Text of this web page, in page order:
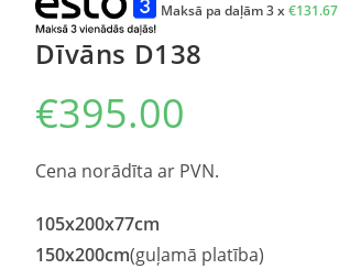
Maksā pa daļām 3 x€131.67
Dīvāns D138
€395.00
Cena norādīta ar PVN.
105x200x77cm
150x200cm(guļamā platība)